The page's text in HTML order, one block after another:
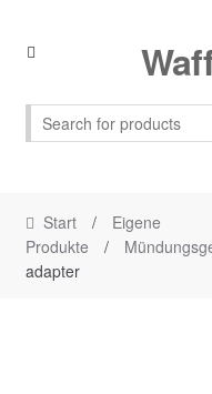
Skip
Skip
Start /
Eigene
Produkte
/
adapter